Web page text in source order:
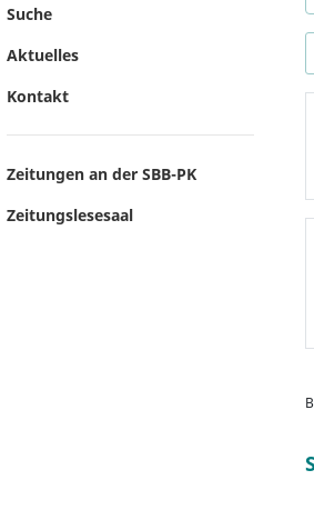
Suche
Aktuelles
Kontakt
Zeitungen an der SBB-PK
Zeitungslesesaal